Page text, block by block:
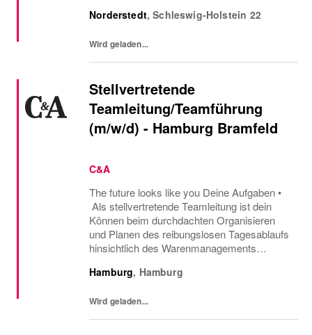
Größe verfügbar ist oder welcher Gürtel gut
Norderstedt,Schleswig-Holstein 22
Wird geladen...
Stellvertretende
Teamleitung/Teamführung
(m/w/d) - Hamburg Bramfeld
C&A
The future looks like you Deine Aufgaben •
Als stellvertretende Teamleitung ist dein
Können beim durchdachten Organisieren
und Planen des reibungslosen Tagesablaufs
hinsichtlich des Warenmanagements
Teamleiters übernimmst du die
Hamburg, Hamburg
Wird geladen...